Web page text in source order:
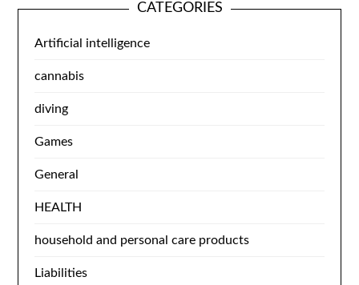
CATEGORIES
Artificial intelligence
cannabis
diving
Games
General
HEALTH
household and personal care products
Liabilities